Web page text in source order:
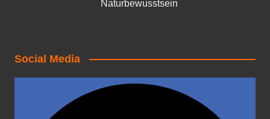
Naturbewusstsein
Social Media